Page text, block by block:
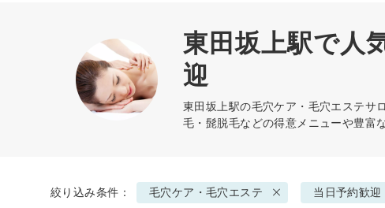
東田坂上駅で人
迎
東田坂上駅の毛穴ケア・毛穴エステサ
毛・髭脱毛などの得意メニューや豊富
絞り込み条件： 毛穴ケア・毛穴エステ 当日予約歓迎